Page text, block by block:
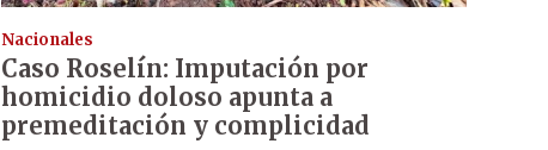
Nacionales
Caso Roselín: Imputación por
homicidio doloso apunta a
premeditación y complicidad